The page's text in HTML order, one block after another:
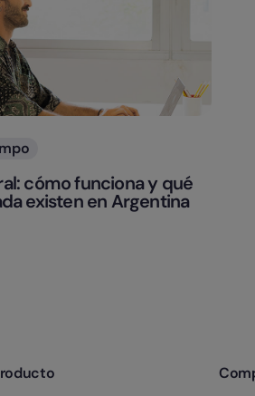
cómo funciona y qué
existen en Argentina